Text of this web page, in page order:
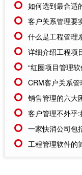
如何选到最合适
客户关系管理要
什么是工程管理
详细介绍工程项目管理
“红圈项目管理软
CRM客户关系
销售管理的六大
客户管理不外乎
一家快消公司包
工程管理软件的